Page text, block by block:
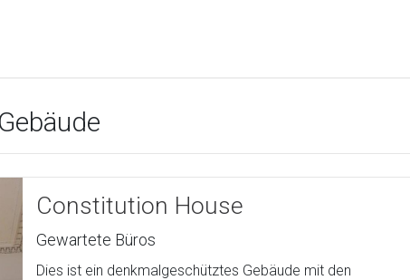
Constitution House
Gewartete Büros
Dies ist ein denkmalgeschütztes Gebäude mit den